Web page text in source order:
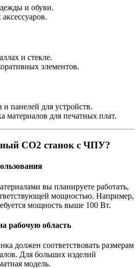
и обуви.
и стекле.
элементов.
и панелей для устройств.
материалов для печатных плат.
СО2 станок с ЧПУ?
вы планируете работать,
мощностью. Например,
мощность выше 100 Вт.
рабочую область
должен соответствовать размерам
Для больших изделий
модель.